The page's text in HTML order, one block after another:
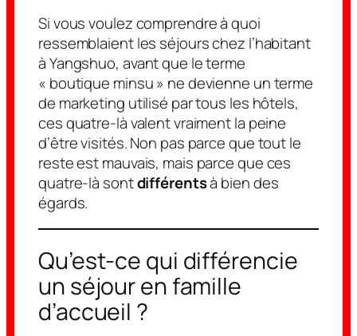
Si vous voulez comprendre à quoi
ressemblaient les séjours chez l’habitant
à Yangshuo, avant que le terme
« boutique minsu » ne devienne un terme
de marketing utilisé par tous les hôtels,
ces quatre-là valent vraiment la peine
d’être visités. Non pas parce que tout le
reste est mauvais, mais parce que ces
quatre-là sontdifférentsà bien des
égards.
Qu’est-ce qui différencie
un séjour en famille
d’accueil ?